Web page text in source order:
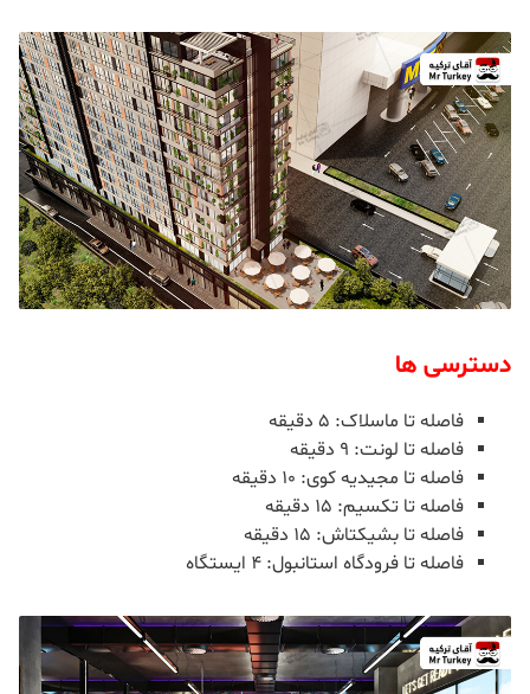
دسترسی ها
فاصله تا ماسلاک: ۵ دقیقه
فاصله تا لونت: ۹ دقیقه
فاصله تا مجیدیه کوی: ۱۰ دقیقه
فاصله تا تکسیم: ۱۵ دقیقه
فاصله تا بشیکتاش: ۱۵ دقیقه
فاصله تا فرودگاه استانبول: ۴ ایستگاه